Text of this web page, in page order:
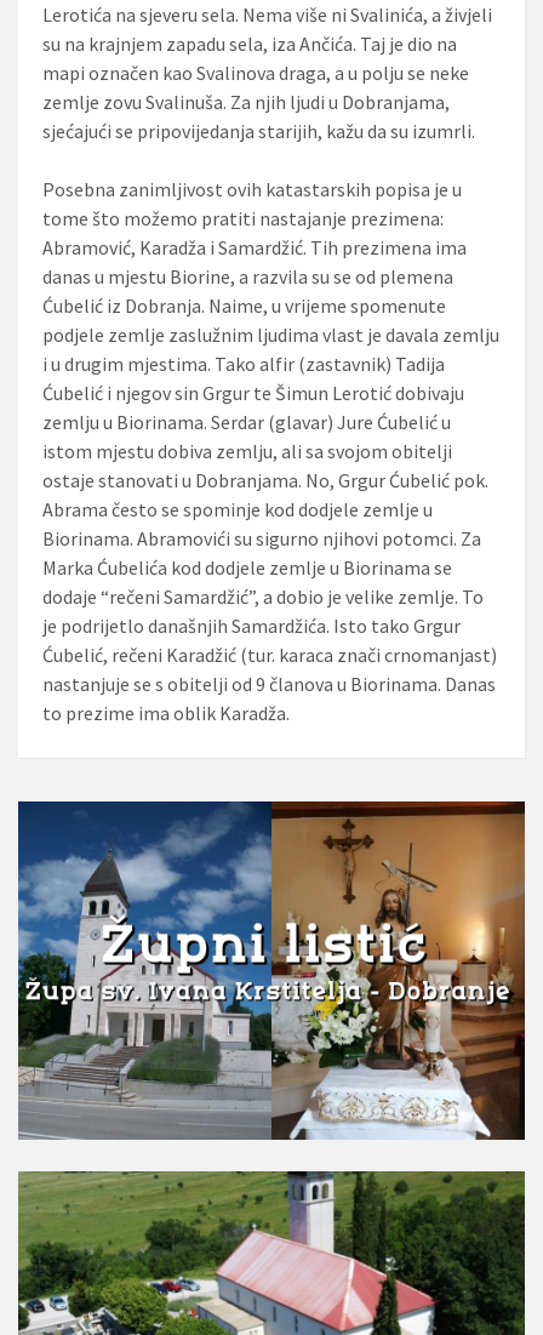
Lerotića na sjeveru sela. Nema više ni Svalinića, a živjeli
su na krajnjem zapadu sela, iza Ančića. Taj je dio na
mapi označen kao Svalinova draga, a u polju se neke
zemlje zovu Svalinuša. Za njih ljudi u Dobranjama,
sjećajući se pripovijedanja starijih, kažu da su izumrli.
Posebna zanimljivost ovih katastarskih popisa je u
tome što možemo pratiti nastajanje prezimena:
Abramović, Karadža i Samardžić. Tih prezimena ima
danas u mjestu Biorine, a razvila su se od plemena
Ćubelić iz Dobranja. Naime, u vrijeme spomenute
podjele zemlje zaslužnim ljudima vlast je davala zemlju
i u drugim mjestima. Tako alfir (zastavnik) Tadija
Ćubelić i njegov sin Grgur te Šimun Lerotić dobivaju
zemlju u Biorinama. Serdar (glavar) Jure Ćubelić u
istom mjestu dobiva zemlju, ali sa svojom obitelji
ostaje stanovati u Dobranjama. No, Grgur Ćubelić pok.
Abrama često se spominje kod dodjele zemlje u
Biorinama. Abramovići su sigurno njihovi potomci. Za
Marka Ćubelića kod dodjele zemlje u Biorinama se
dodaje “rečeni Samardžić”, a dobio je velike zemlje. To
je podrijetlo današnjih Samardžića. Isto tako Grgur
Ćubelić, rečeni Karadžić (tur. karaca znači crnomanjast)
nastanjuje se s obitelji od 9 članova u Biorinama. Danas
to prezime ima oblik Karadža.